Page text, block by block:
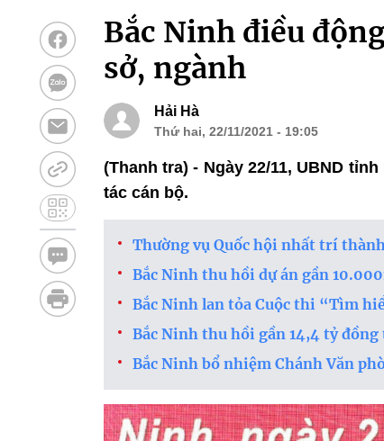
Bắc Ninh điều
sở, ngành
Hải Hà
Thứ hai, 22/11/2021 - 19:05
(Thanh tra) - Ngày 22/11, UBND
tác cán bộ.
Thường vụ Quốc hội nhất trí
Bắc Ninh thu hồi dự án gần
Bắc Ninh lan tỏa Cuộc thi “Tìm
Bắc Ninh thu hồi gần 14,4 tỷ
Bắc Ninh bổ nhiệm Chánh Văn